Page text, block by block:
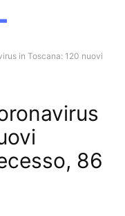
in Toscana: 120 nuovi
86